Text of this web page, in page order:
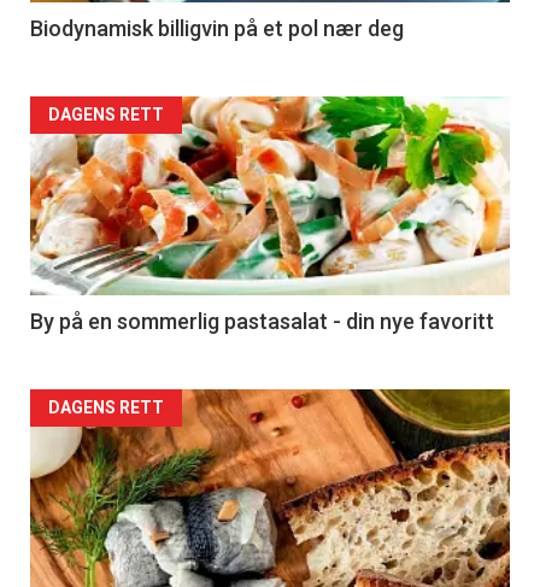
4
Biodynamisk billigvin på et pol nær deg
Forsiden
akkurat
nå
-
5
DAGENS RETT
By på en sommerlig pastasalat - din nye favoritt
Forsiden
akkurat
nå
-
DAGENS RETT